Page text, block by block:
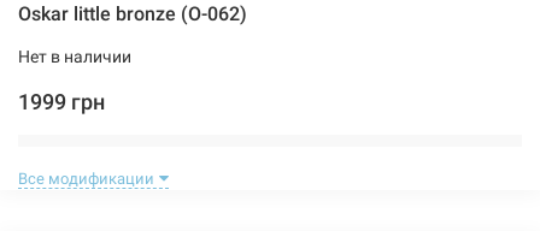
Oskar little bronze (O-062)
Нет в наличии
1999 грн
Все модификации